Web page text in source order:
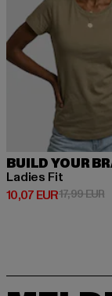
BUILD YOUR
Ladies Fit
10,07 EUR
Derzeitiger Preis:
17,99 EUR